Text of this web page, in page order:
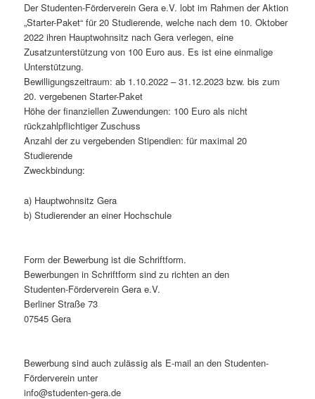
Der Studenten-Förderverein Gera e.V. lobt im Rahmen der Aktion
„Starter-Paket“ für 20 Studierende, welche nach dem 10. Oktober
2022 ihren Hauptwohnsitz nach Gera verlegen, eine
Zusatzunterstützung von 100 Euro aus. Es ist eine einmalige
Unterstützung.
Bewilligungszeitraum: ab 1.10.2022 – 31.12.2023 bzw. bis zum
20. vergebenen Starter-Paket
Höhe der finanziellen Zuwendungen: 100 Euro als nicht
rückzahlpflichtiger Zuschuss
Anzahl der zu vergebenden Stipendien: für maximal 20
Studierende
Zweckbindung:
a) Hauptwohnsitz Gera
b) Studierender an einer Hochschule
Form der Bewerbung ist die Schriftform.
Bewerbungen in Schriftform sind zu richten an den
Studenten-Förderverein Gera e.V.
Berliner Straße 73
07545 Gera
Bewerbung sind auch zulässig als E-mail an den Studenten-
Förderverein unter
info@studenten-gera.de